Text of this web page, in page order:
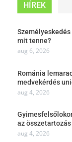
HÍREK
mit tenne?
aug 6, 2026
Románia
medvekérdés
aug 4, 2026
az
aug 4, 2026